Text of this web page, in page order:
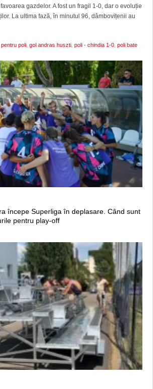
gazdelor. A fost un fragil 1-0, dar o evoluție
La ultima fază, în minutul 96, dâmbovițenii au
poli gol andras huszti poli - chindia 1-0 poli bate
începe Superliga în deplasare. Când sunt
pentru play-off